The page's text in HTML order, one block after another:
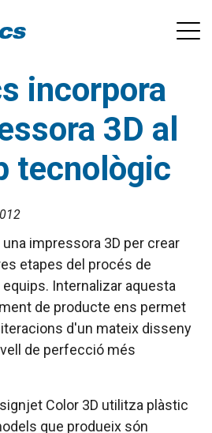
incorpora
3D al
tecnològic
impressora 3D per crear
etapes del procés de
Internalizar aquesta
de producte ens permet
d'un mateix disseny
de perfecció més
Color 3D utilitza plàstic
que produeix són